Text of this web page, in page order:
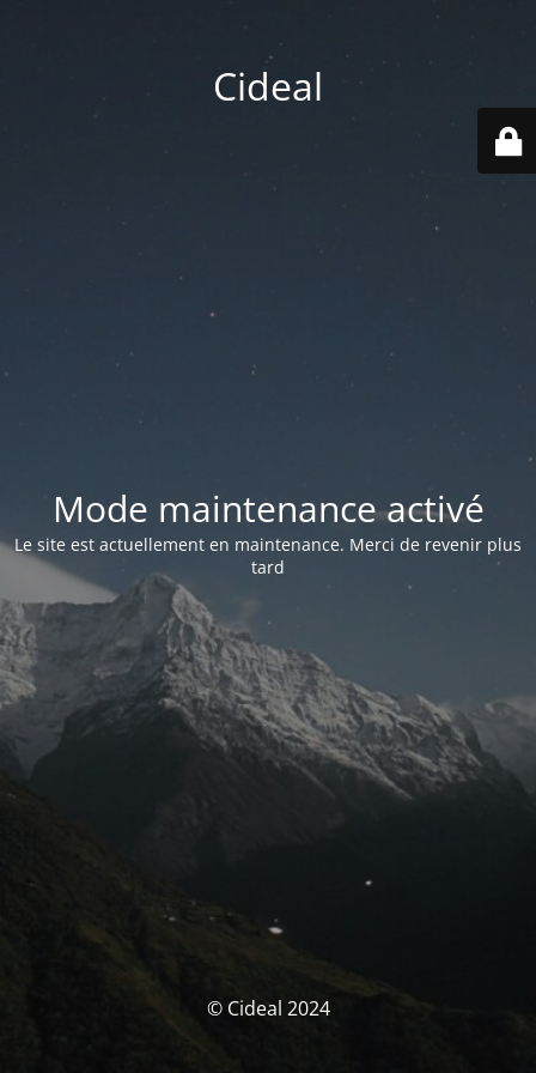
Cideal
Mode maintenance activé
Le site est actuellement en maintenance. Merci de revenir plus
tard
© Cideal 2024